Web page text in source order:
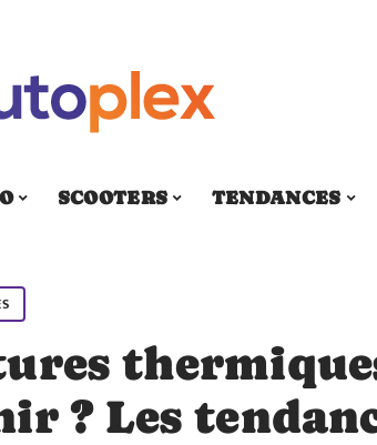
SCOOTERS TENDANCES
? Les